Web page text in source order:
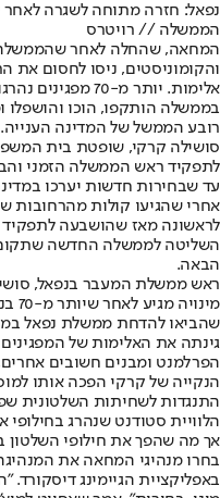
נפאל: חזרה מתוחה לשגרה
הממשלה // רויטרס
המחאה, שהחלה לאחר
והקומוניסטים, ניסו לחסום
אלימות. יותר מ-
בממשלה הותקפו, הוכו והושפלו
רובע הממשל של המדינה הענייה.
סושילה קרקי, שופטת בית
לתפקיד ראש הממשלה הזמני
עד שבחירות חדשות יערכו
אחרי שהגיעו קולות מהרחובות
לראשונה מאז שהושבעה
הבאה.
ראש ממשלת המעבר בנפאל,
גינתה את האלימות של המפגינים
הפרלמנט ומבנים חשובים
הנקייה של קרקי הפכה אותו
התנגדות לשחיתות השלטונית
הלוויית סטודנט שנהרג
אך מה שהפך את חילופי השלטון
בחרו מנהיגי המחאה את
באפליקציית הגיימינג